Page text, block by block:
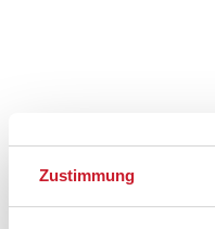
Zustimmung